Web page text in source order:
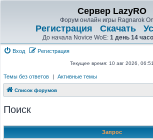
Сервер LazyRO
Форум онлайн игры Ragnarok
Регистрация Скачать
До начала Novice WoE: 1 день 14
Вход Регистрация
Текущее время: 10 авг 2026, 06:51
Темы без ответов | Активные темы
Список форумов
Поиск
Запрос